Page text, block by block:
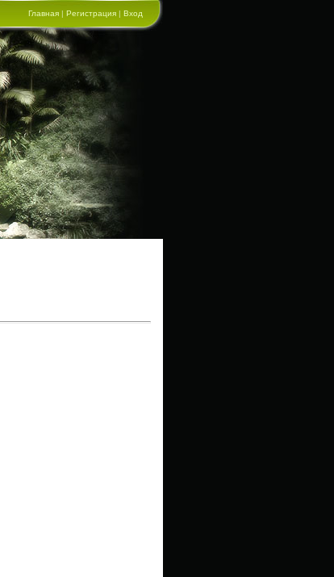
Главная | Регистрация | Вход